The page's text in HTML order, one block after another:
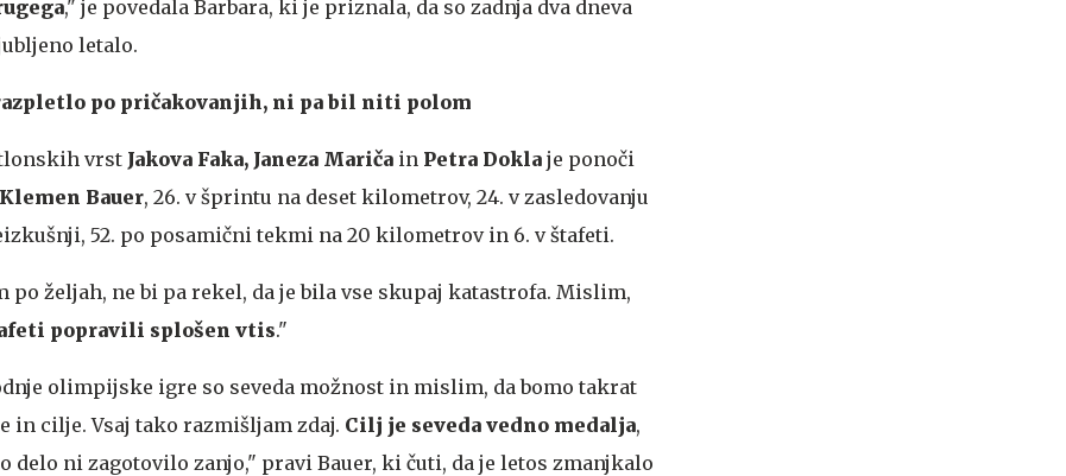
," je povedala Barbara, ki je priznala, da so zadnja dva dneva
letalo.
po pričakovanjih, ni pa bil niti polom
vrst Jakova Faka, Janeza Mariča in Petra Dokla je ponoči
Klemen Bauer, 26. v šprintu na deset kilometrov, 24. v zasledovanju
52. po posamični tekmi na 20 kilometrov in 6. v štafeti.
po željah, ne bi pa rekel, da je bila vse skupaj katastrofa. Mislim,
popravili splošen vtis."
olimpijske igre so seveda možnost in mislim, da bomo takrat
in cilje. Vsaj tako razmišljam zdaj. Cilj je seveda vedno medalja,
delo ni zagotovilo zanjo," pravi Bauer, ki čuti, da je letos zmanjkalo